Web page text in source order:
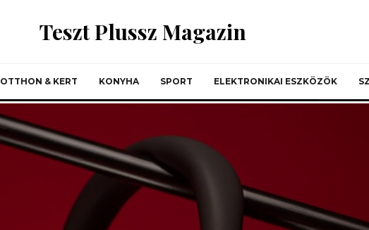
Teszt Plussz Magazin
OTTHON & KERT KONYHA SPORT ELEKTRONIKAI ESZKÖZÖK